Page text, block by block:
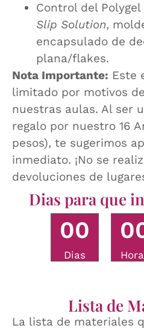
Control del
Slip Solution,
encapsulado de
plana/flakes.
Nota Importante: Este
limitado por motivos
nuestras aulas. Al ser
regalo por nuestro 16
pesos), te sugerimos
inmediato. ¡No se
devoluciones de
Dias para que
00
Dias
0
Lista de
La lista de materiales